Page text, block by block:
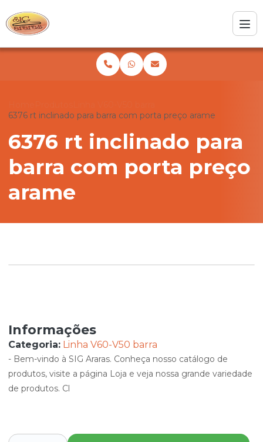
6376 rt inclinado para barra com porta preço arame
6376 rt inclinado para
barra com porta preço
arame
Informações
Categoria: Linha V60-V50 barra
- Bem-vindo à SIG Araras. Conheça nosso catálogo de
produtos, visite a página Loja e veja nossa grande variedade
de produtos. Cl